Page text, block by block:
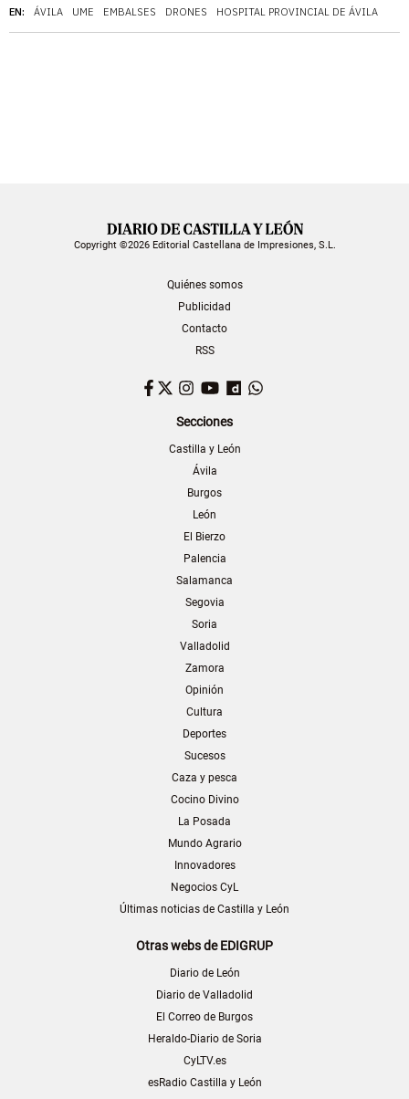
EN: ÁVILA UME EMBALSES DRONES HOSPITAL PROVINCIAL DE ÁVILA
Copyright ©2026 Editorial Castellana de Impresiones, S.L.
Quiénes somos
Publicidad
Contacto
RSS
Facebook
TwitterInstagram
YouTubeDailymotion
Secciones
Castilla y León
Ávila
Burgos
León
El Bierzo
Palencia
Salamanca
Segovia
Soria
Valladolid
Zamora
Opinión
Cultura
Deportes
Sucesos
Caza y pesca
Cocino Divino
La Posada
Mundo Agrario
Innovadores
Negocios CyL
Últimas noticias de Castilla y León
Otras webs de EDIGRUP
Diario de León
Diario de Valladolid
El Correo de Burgos
Heraldo-Diario de Soria
CyLTV.es
esRadio Castilla y León